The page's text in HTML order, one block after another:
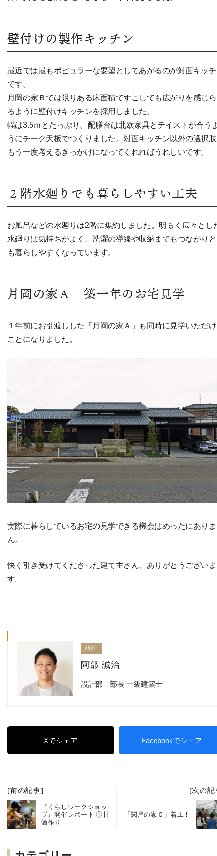
壁付けの製作キッチン
最近では最もポピュラーな要望としてあがるのが対面キッ
です。
月岡の家Ｂでは限りある床面積ですこしでも広がりを感じ
るように壁付けキッチンを採用しました。
幅は3.5ｍとたっぷり。配膳台は北欧家具とテイストが合う
うにチーク天板でつくりました。対面キッチン以外の選択
もう一度考えるきっかけになってくれればうれしいです。
２階水廻りでも暮らしやすい工夫
お風呂などの水廻りは2階に集約しました。明るく広々とし
水廻りは気持ちがよく、洗濯の導線や収納までもつながり
も暮らしやすくなっています。
月岡の家Ａ 築一年のお宅見学
１年前にお引渡しした「月岡の家Ａ」も同時に見学いただ
ことになりました。
実際に暮らしているお宅の見学できる機会はめったにあり
ん。
快く引き受けてくださった建て主さん、ありがとうございま
す。
設計
阿部 誠治
設計部 部長 一級建築士
Xでシェア Facebookでシェア
[前の記事]
『くらしワークショッ
プ』開催レポート ①甘
酒作り
[次の記
「関屋の家Ｃ」着工！